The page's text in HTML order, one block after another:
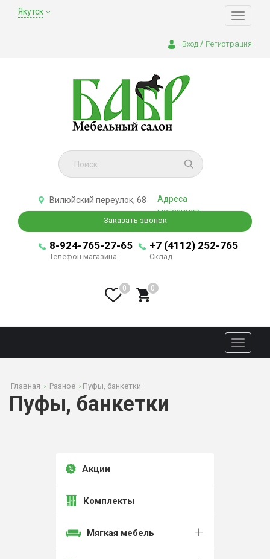
Якутск
Toggle
Вход / Регистрация
Вилюйский переулок, 68
Адреса
магазинов
Заказать звонок
8-924-765-27-65
Телефон магазина
+7 (4112) 252-765
Склад
0
0
Toggle
Главная Разное Пуфы, банкетки
Пуфы, банкетки
Акции
Комплекты
Мягкая мебель